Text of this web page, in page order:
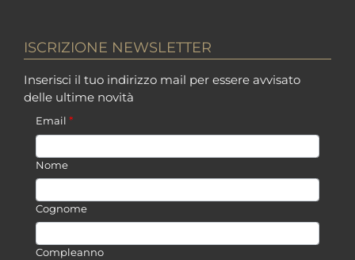
ISCRIZIONE NEWSLETTER
Inserisci il tuo indirizzo mail per essere avvisato
delle ultime novità
Email *
Nome
Cognome
Compleanno